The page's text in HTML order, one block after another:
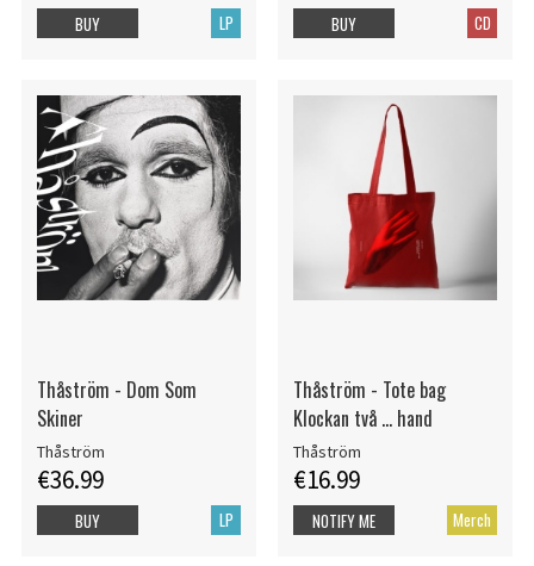
LP
BUY CD
BUY
Thåström - Dom Som
Skiner
Thåström
€36.99
LP
BUY
Thåström - Tote bag
Klockan två ... hand
Thåström
€16.99
Merch
NOTIFY ME